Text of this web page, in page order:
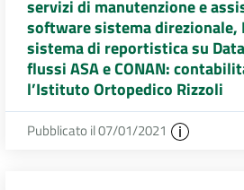
servizi di manutenzione e
software sistema direzionale,
sistema di reportistica su
flussi ASA e CONAN:
l’Istituto Ortopedico Rizzoli
Pubblicato il 07/01/2021